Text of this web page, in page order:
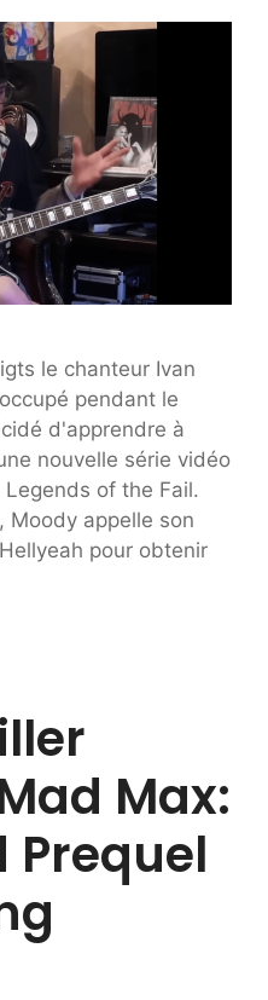
le chanteur Ivan
pendant le
d'apprendre à
nouvelle série vidéo
of the Fail.
Moody appelle son
pour obtenir
Max:
Prequel